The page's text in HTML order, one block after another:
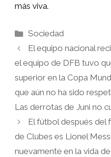
más viva.
Categorías
Sociedad
El equipo nacional
el equipo de DFB tuvo
superior en la Copa
que aún no ha sido
Las derrotas de Juni no
El fútbol después del
de Clubes es Lionel
nuevamente en la vida